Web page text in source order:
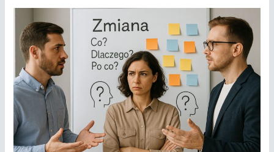
Wgląd
to
pierwszy
krok
każdej
skutecznej
zmiany